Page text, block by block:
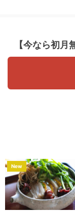
【今なら初月
New